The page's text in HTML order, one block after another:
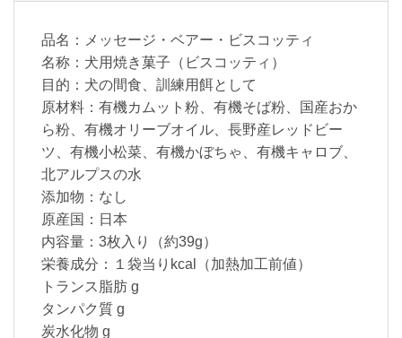
品名：メッセージ・ベアー・ビスコッティ
名称：犬用焼き菓子（ビスコッティ）
目的：犬の間食、訓練用餌として
原材料：有機カムット粉、有機そば粉、国産おか
ら粉、有機オリーブオイル、長野産レッドビー
ツ、有機小松菜、有機かぼちゃ、有機キャロブ、
北アルプスの水
添加物：なし
原産国：日本
内容量：3枚入り（約39g）
栄養成分：１袋当りkcal（加熱加工前値）
トランス脂肪 g
タンパク質 g
炭水化物 g